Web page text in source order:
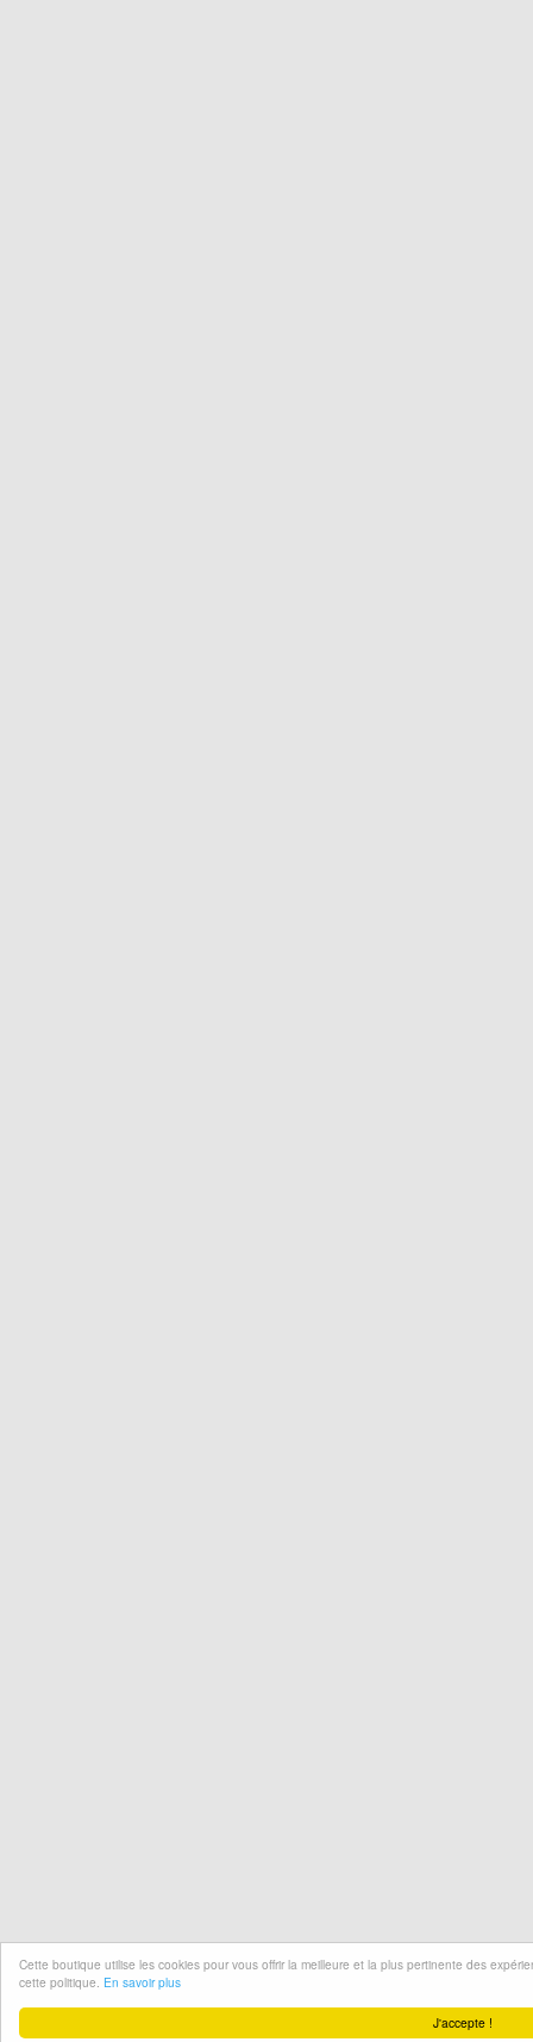
J'accepte !
Cette boutique utilise les cookies pour vous offrir la meilleure et la plus pertinente des
cette politique. En savoir plus